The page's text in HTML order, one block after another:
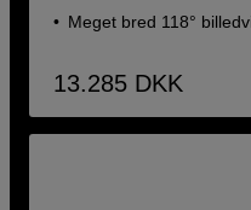
Meget bred 118°
13.285 DKK